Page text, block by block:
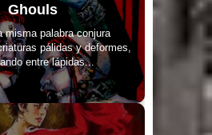
Ghouls
misma palabra conjura
pálidas y deformes,
entre lápidas...